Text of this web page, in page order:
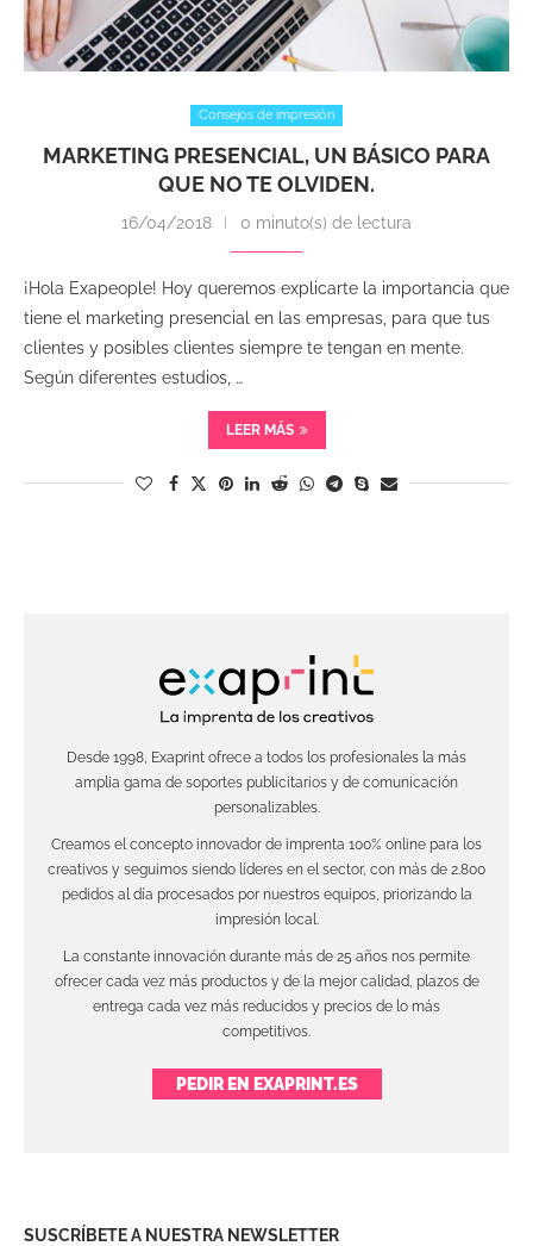
Consejos de impresión
MARKETING PRESENCIAL, UN BÁSICO PARA
QUE NO TE OLVIDEN.
16/04/2018 0 minuto(s) de lectura
¡Hola Exapeople! Hoy queremos explicarte la importancia que
tiene el marketing presencial en las empresas, para que tus
clientes y posibles clientes siempre te tengan en mente.
Según diferentes estudios, …
LEER MÁS
Desde 1998, Exaprint ofrece a todos los profesionales la más
amplia gama de soportes publicitarios y de comunicación
personalizables.
Creamos el concepto innovador de imprenta 100% online para los
creativos y seguimos siendo líderes en el sector, con más de 2.800
pedidos al día procesados por nuestros equipos, priorizando la
impresión local.
La constante innovación durante más de 25 años nos permite
ofrecer cada vez más productos y de la mejor calidad, plazos de
entrega cada vez más reducidos y precios de lo más
competitivos.
PEDIR EN EXAPRINT.ES
SUSCRÍBETE A NUESTRA NEWSLETTER